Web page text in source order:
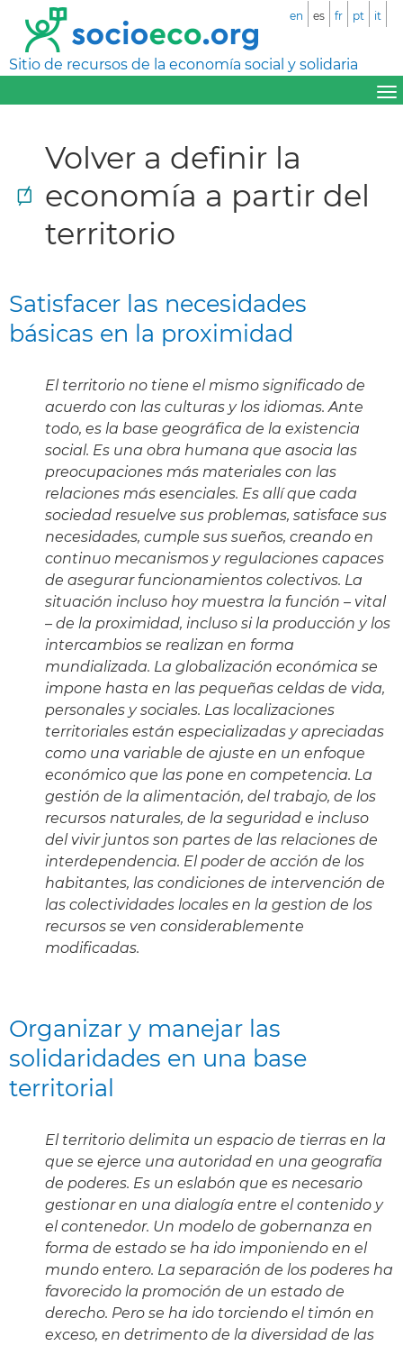
Sitio de recursos de la economía social y solidaria
en es fr pt it
Volver a definir la
economía a partir del
territorio
Satisfacer las necesidades
básicas en la proximidad
El territorio no tiene el mismo significado de
acuerdo con las culturas y los idiomas. Ante
todo, es la base geográfica de la existencia
social. Es una obra humana que asocia las
preocupaciones más materiales con las
relaciones más esenciales. Es allí que cada
sociedad resuelve sus problemas, satisface sus
necesidades, cumple sus sueños, creando en
continuo mecanismos y regulaciones capaces
de asegurar funcionamientos colectivos. La
situación incluso hoy muestra la función – vital
– de la proximidad, incluso si la producción y los
intercambios se realizan en forma
mundializada. La globalización económica se
impone hasta en las pequeñas celdas de vida,
personales y sociales. Las localizaciones
territoriales están especializadas y apreciadas
como una variable de ajuste en un enfoque
económico que las pone en competencia. La
gestión de la alimentación, del trabajo, de los
recursos naturales, de la seguridad e incluso
del vivir juntos son partes de las relaciones de
interdependencia. El poder de acción de los
habitantes, las condiciones de intervención de
las colectividades locales en la gestion de los
recursos se ven considerablemente
modificadas.
Organizar y manejar las
solidaridades en una base
territorial
El territorio delimita un espacio de tierras en la
que se ejerce una autoridad en una geografía
de poderes. Es un eslabón que es necesario
gestionar en una dialogía entre el contenido y
el contenedor. Un modelo de gobernanza en
forma de estado se ha ido imponiendo en el
mundo entero. La separación de los poderes ha
favorecido la promoción de un estado de
derecho. Pero se ha ido torciendo el timón en
exceso, en detrimento de la diversidad de las